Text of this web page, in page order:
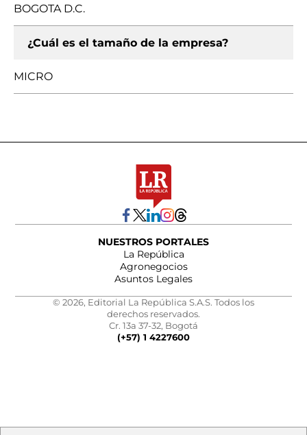
BOGOTA D.C.
¿Cuál es el tamaño de la empresa?
MICRO
NUESTROS PORTALES
La República
Agronegocios
Asuntos Legales
© 2026, Editorial La República S.A.S. Todos los
derechos reservados.
Cr. 13a 37-32, Bogotá
(+57) 1 4227600